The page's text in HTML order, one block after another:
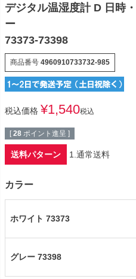
デジタル温湿度計 D 日時
ー
73373-73398
商品番号 4960910733732-985
税込価格 ¥1,540税込
[ 28 ポイント進呈 ]
送料パターン 1.通常送料
カラー
ホワイト 73373
グレー 73398